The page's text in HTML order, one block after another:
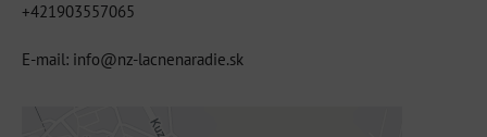
+421903557065
E-mail: info@nz-lacnenaradie.sk